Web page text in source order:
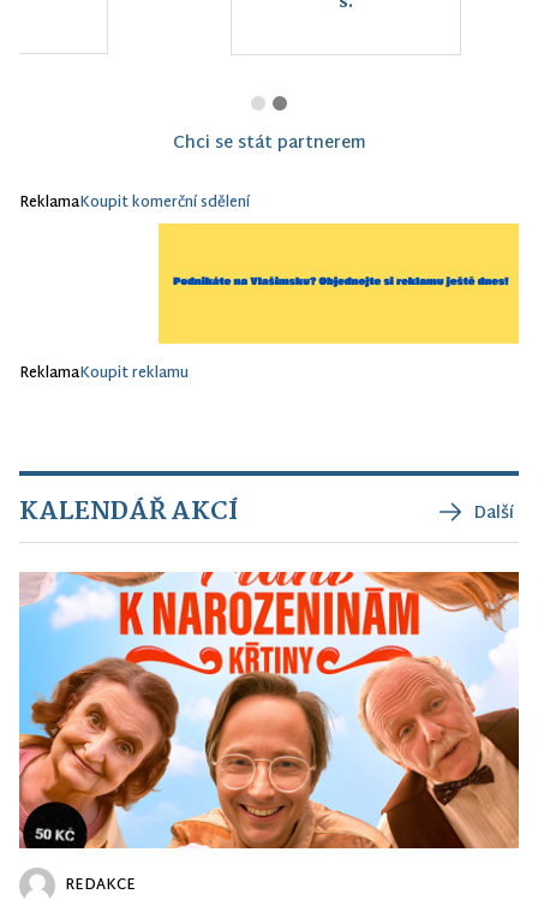
Chci se stát partnerem
ReklamaKoupit komerční sdělení
ReklamaKoupit reklamu
KALENDÁŘ AKCÍ Další
REDAKCE